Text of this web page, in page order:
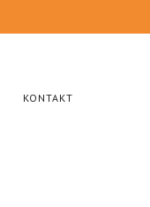
KONTAKT